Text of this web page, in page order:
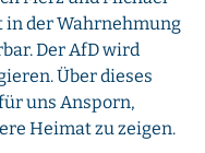
in der Wahrnehmung
Der AfD wird
Über dieses
uns Ansporn,
Heimat zu zeigen.